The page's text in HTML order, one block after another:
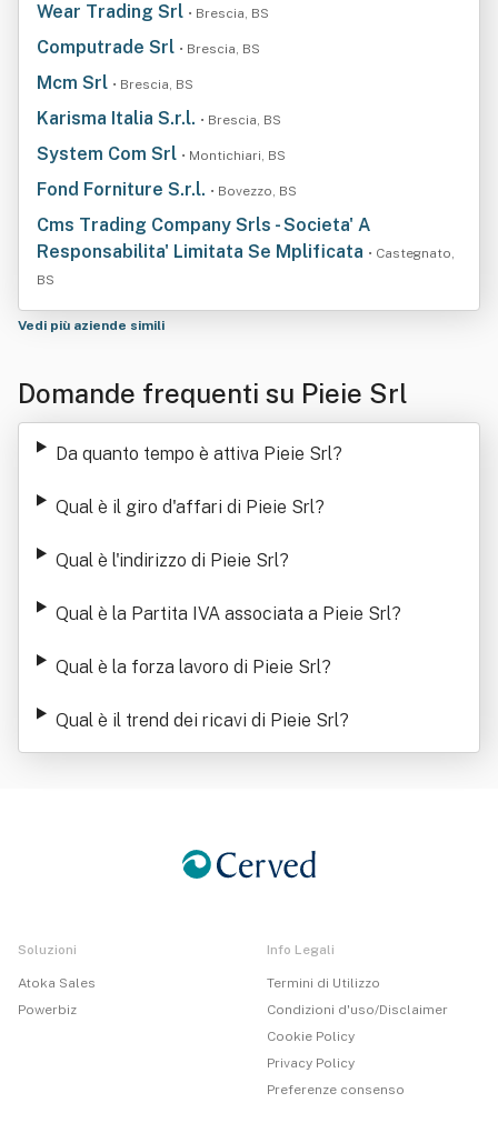
Wear Trading Srl • Brescia, BS
Computrade Srl • Brescia, BS
Mcm Srl • Brescia, BS
Karisma Italia S.r.l. • Brescia, BS
System Com Srl • Montichiari, BS
Fond Forniture S.r.l. • Bovezzo, BS
Cms Trading Company Srls - Societa' A
Responsabilita' Limitata Se Mplificata • Castegnato,
BS
Vedi più aziende simili
Domande frequenti su Pieie Srl
Da quanto tempo è attiva Pieie Srl?
Qual è il giro d'affari di Pieie Srl?
Qual è l'indirizzo di Pieie Srl?
Qual è la Partita IVA associata a Pieie Srl?
Qual è la forza lavoro di Pieie Srl?
Qual è il trend dei ricavi di Pieie Srl?
Soluzioni
Atoka Sales
Powerbiz
Info Legali
Termini di Utilizzo
Condizioni d'uso/Disclaimer
Cookie Policy
Privacy Policy
Preferenze consenso